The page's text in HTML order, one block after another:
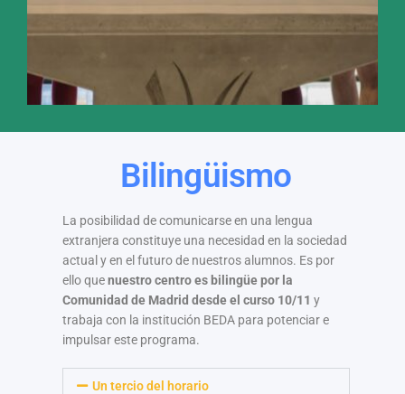
Bilingüismo
La posibilidad de comunicarse en una lengua
extranjera constituye una necesidad en la sociedad
actual y en el futuro de nuestros alumnos. Es por
ello quenuestro centro es bilingüe por la
Comunidad de Madrid desde el curso 10/11 y
trabaja con la institución BEDA para potenciar e
impulsar este programa.
Un tercio del horario